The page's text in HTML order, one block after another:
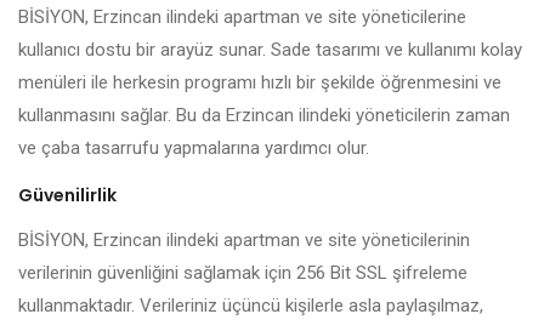
BİSİYON, Erzincan ilindeki apartman ve site yöneticilerine
kullanıcı dostu bir arayüz sunar. Sade tasarımı ve kullanımı kolay
menüleri ile herkesin programı hızlı bir şekilde öğrenmesini ve
kullanmasını sağlar. Bu da Erzincan ilindeki yöneticilerin zaman
ve çaba tasarrufu yapmalarına yardımcı olur.
Güvenilirlik
BİSİYON, Erzincan ilindeki apartman ve site yöneticilerinin
verilerinin güvenliğini sağlamak için 256 Bit SSL şifreleme
kullanmaktadır. Verileriniz üçüncü kişilerle asla paylaşılmaz,